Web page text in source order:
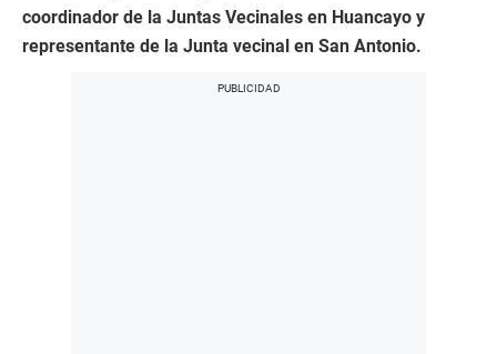
coordinador de la Juntas Vecinales en Huancayo y
representante de la Junta vecinal en San Antonio.